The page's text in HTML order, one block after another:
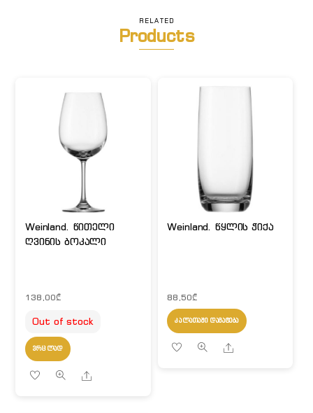
RELATED
Products
Weinland. წითელი
ღვინის ბოკალი
138,00₾
Out of stock
ᲕᲠᲪᲚᲐᲓ
Share
Weinland. წყლის ჭიქა
88,50₾
ᲙᲐᲚᲐᲗᲐᲨᲘ ᲓᲐᲛᲐᲢᲔᲑᲐ
Share